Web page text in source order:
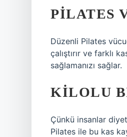
PILATES
Düzenli Pilates
çalıştırır ve farklı
sağlamanızı sağlar.
KILOLU
Çünkü insanlar
Pilates ile bu kas